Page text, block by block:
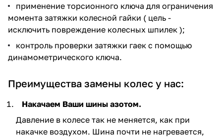
применение торсионного ключа для ограничения
момента затяжки колесной гайки ( цель -
исключить повреждение колесных шпилек );
контроль проверки затяжки гаек с помощью
динамометрического ключа.
Преимущества замены колес у нас:
Накачаем Ваши шины азотом.
Давление в колесе так не меняется, как при
накачке воздухом. Шина почти не нагревается,